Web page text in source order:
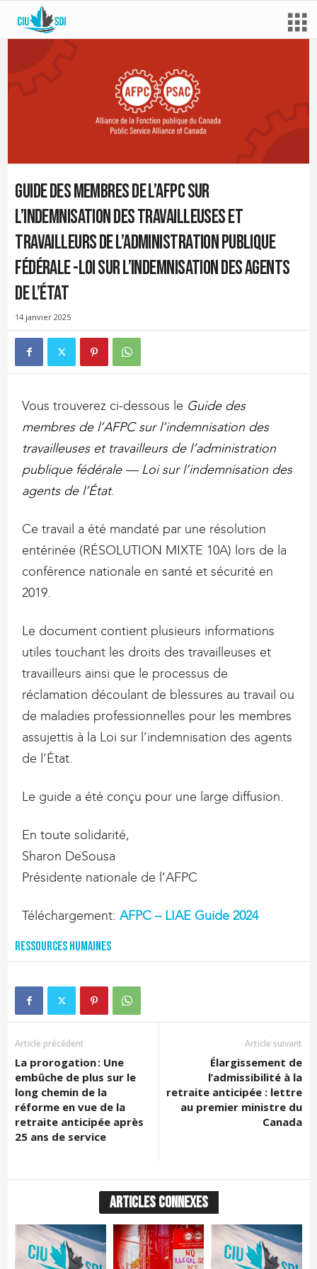
Guide des membres de l’AFPC sur
l’indemnisation des travailleuses et
travailleurs de l’administration publique
fédérale -Loi sur l’indemnisation des agents
de l’État
14 janvier 2025
Vous trouverez ci-dessous le Guide des
membres de l’AFPC sur l’indemnisation des
travailleuses et travailleurs de l’administration
publique fédérale — Loi sur l’indemnisation des
agents de l’État.
Ce travail a été mandaté par une résolution
entérinée (RÉSOLUTION MIXTE 10A) lors de la
conférence nationale en santé et sécurité en
2019.
Le document contient plusieurs informations
utiles touchant les droits des travailleuses et
travailleurs ainsi que le processus de
réclamation découlant de blessures au travail ou
de maladies professionnelles pour les membres
assujettis à la Loi sur l’indemnisation des agents
de l’État.
Le guide a été conçu pour une large diffusion.
En toute solidarité,
Sharon DeSousa
Présidente nationale de l’AFPC
Téléchargement:AFPC – LIAE Guide 2024
Ressources humaines
Article précédent
La prorogation : Une
embûche de plus sur le
long chemin de la
réforme en vue de la
retraite anticipée après
25 ans de service
Article suivant
Élargissement de
l’admissibilité à la
retraite anticipée : lettre
au premier ministre du
Canada
ARTICLES CONNEXES